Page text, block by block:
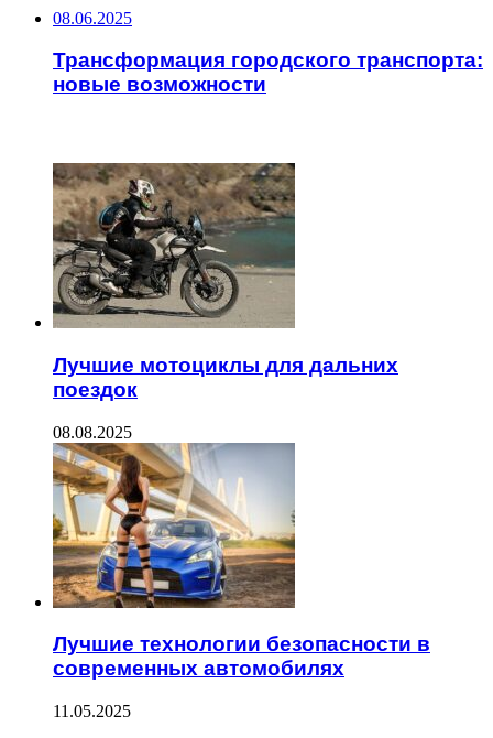
08.06.2025
Трансформация городского транспорта:
новые возможности
Лучшие мотоциклы для дальних
поездок
08.08.2025
Лучшие технологии безопасности в
современных автомобилях
11.05.2025